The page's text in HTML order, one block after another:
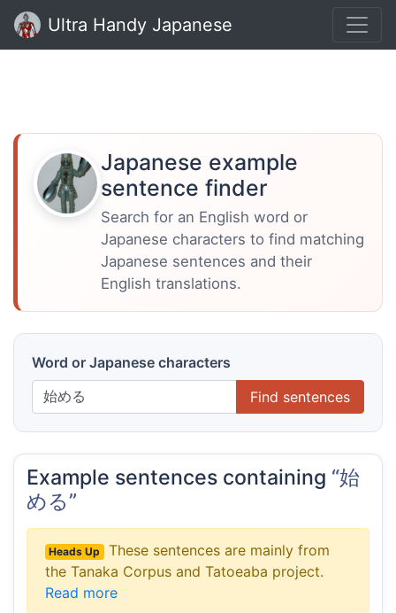
Ultra Handy Japanese
Japanese example
sentence finder
Search for an English word or
Japanese characters to find matching
Japanese sentences and their
English translations.
Word or Japanese characters
Find sentences
Example sentences containing “始
める”
Heads Up
These sentences are mainly from
the Tanaka Corpus and Tatoeaba project.
Read more